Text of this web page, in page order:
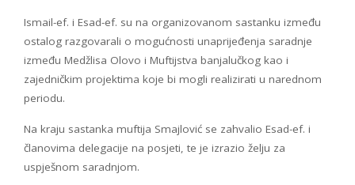
Ismail-ef. i Esad-ef. su na organizovanom sastanku između
ostalog razgovarali o mogućnosti unaprijeđenja saradnje
između Medžlisa Olovo i Muftijstva banjalučkog kao i
zajedničkim projektima koje bi mogli realizirati u narednom
periodu.
Na kraju sastanka muftija Smajlović se zahvalio Esad-ef. i
članovima delegacije na posjeti, te je izrazio želju za
uspješnom saradnjom.